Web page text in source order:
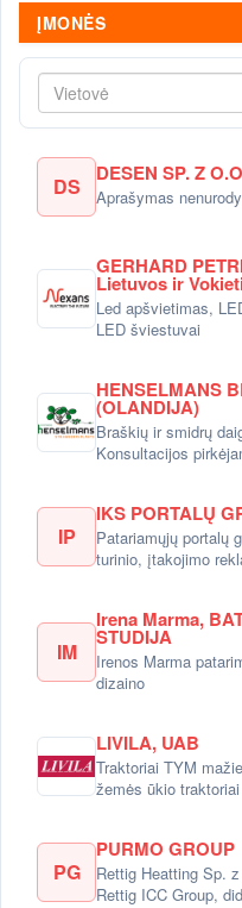
ĮMONĖS
Vietovė
DS DESEN SP. Z
Aprašymas
GERHARD
Lietuvos ir
Led apšvietimas,
LED šviestuvai
HENSELMANS
(OLANDIJA)
Braškių ir smidrų
Konsultacijos
IP
IKS PORTALŲ
Patariamųjų portalų
turinio, įtakojimo
IM
Irena Marma,
STUDIJA
Irenos Marma
dizaino
LIVILA, UAB
Traktoriai TYM
žemės ūkio traktoriai
PG
PURMO GROUP
Rettig Heatting Sp.
Rettig ICC Group,